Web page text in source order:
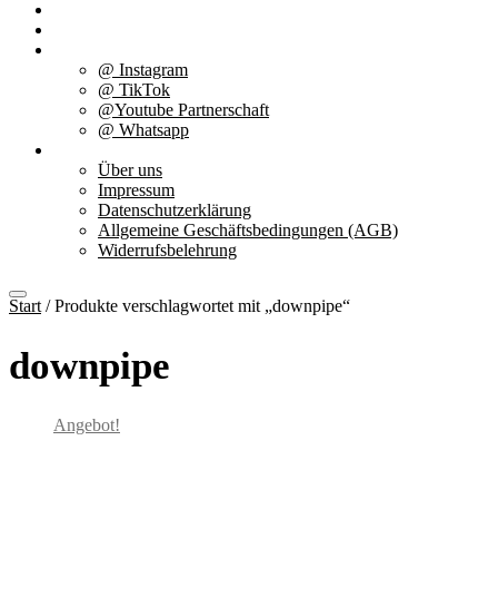
@ Instagram
@ TikTok
@Youtube Partnerschaft
@ Whatsapp
Über uns
Impressum
Datenschutzerklärung
Allgemeine Geschäftsbedingungen (AGB)
Widerrufsbelehrung
Start / Produkte verschlagwortet mit „downpipe“
downpipe
Angebot!